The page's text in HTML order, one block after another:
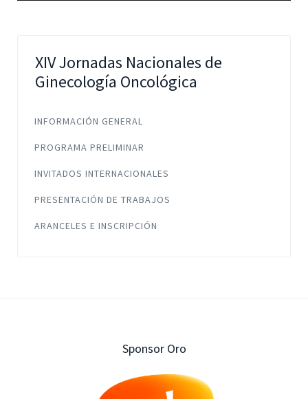
XIV Jornadas Nacionales de
Ginecología Oncológica
INFORMACIÓN GENERAL
PROGRAMA PRELIMINAR
INVITADOS INTERNACIONALES
PRESENTACIÓN DE TRABAJOS
ARANCELES E INSCRIPCIÓN
Sponsor Oro